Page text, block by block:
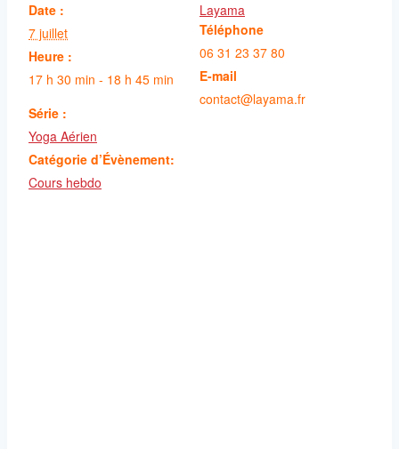
Date :
7 juillet
Heure :
17 h 30 min - 18 h 45 min
Série :
Yoga Aérien
Catégorie d’Évènement:
Cours hebdo
Layama
Téléphone
06 31 23 37 80
E-mail
contact@layama.fr